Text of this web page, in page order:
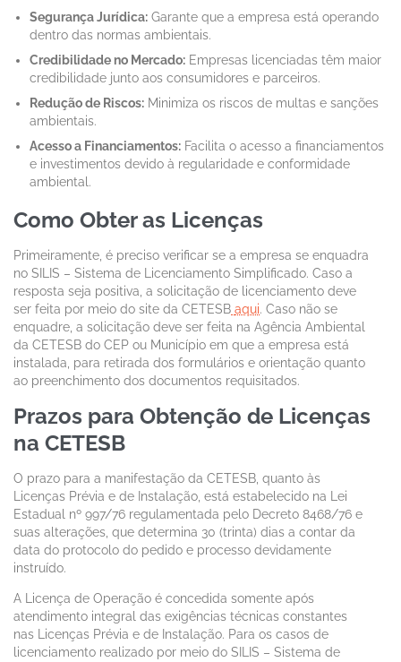
Segurança Jurídica: Garante que a empresa está operando
dentro das normas ambientais.
Credibilidade no Mercado: Empresas licenciadas têm maior
credibilidade junto aos consumidores e parceiros.
Redução de Riscos: Minimiza os riscos de multas e sanções
ambientais.
Acesso a Financiamentos: Facilita o acesso a financiamentos
e investimentos devido à regularidade e conformidade
ambiental.
Como Obter as Licenças
Primeiramente, é preciso verificar se a empresa se enquadra
no SILIS – Sistema de Licenciamento Simplificado. Caso a
resposta seja positiva, a solicitação de licenciamento deve
ser feita por meio do site da CETESB aqui. Caso não se
enquadre, a solicitação deve ser feita na Agência Ambiental
da CETESB do CEP ou Município em que a empresa está
instalada, para retirada dos formulários e orientação quanto
ao preenchimento dos documentos requisitados.
Prazos para Obtenção de Licenças
na CETESB
O prazo para a manifestação da CETESB, quanto às
Licenças Prévia e de Instalação, está estabelecido na Lei
Estadual nº 997/76 regulamentada pelo Decreto 8468/76 e
suas alterações, que determina 30 (trinta) dias a contar da
data do protocolo do pedido e processo devidamente
instruído.
A Licença de Operação é concedida somente após
atendimento integral das exigências técnicas constantes
nas Licenças Prévia e de Instalação. Para os casos de
licenciamento realizado por meio do SILIS – Sistema de